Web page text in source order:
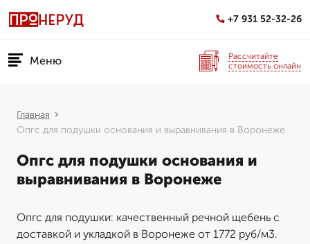
+7 931 52-32-26
Меню
Рассчитайте
стоимость онлайн
Главная
Опгс для подушки основания и выравнивания в Воронеже
Опгс для подушки основания и
выравнивания в Воронеже
Опгс для подушки: качественный речной щебень с
доставкой и укладкой в Воронеже от 1772 руб/м3.